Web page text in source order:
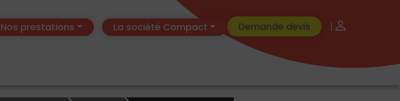
Nos prestations La société Compact Demande devis |